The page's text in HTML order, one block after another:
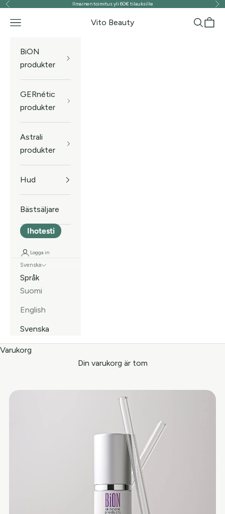
Hoppa till innehållet
Föregående Ilmainen toimitus yli 60€ tilauksille
Vito Beauty
Meny Sök
BiON
produkter
GERnétic
produkter
Astrali
produkter
Hud
Bästsäljare
Ihotesti
Logga in
Svenska
Språk
Suomi
English
Svenska
Varukorg
Din varukorg är tom